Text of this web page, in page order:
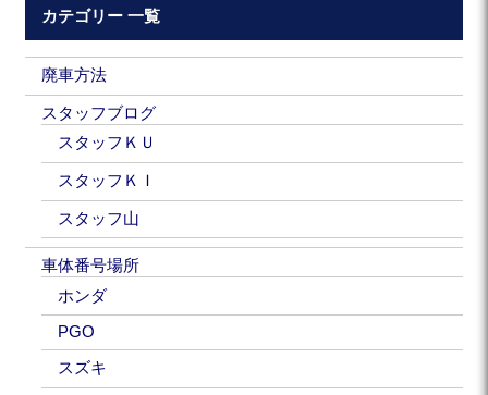
カテゴリー 一覧
廃車方法
スタッフブログ
スタッフＫＵ
スタッフＫＩ
スタッフ山
車体番号場所
ホンダ
PGO
スズキ